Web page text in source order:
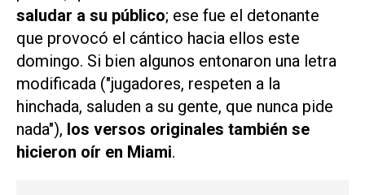
saludar a su público; ese fue el detonante
que provocó el cántico hacia ellos este
domingo. Si bien algunos entonaron una letra
modificada ("jugadores, respeten a la
hinchada, saluden a su gente, que nunca pide
nada"), los versos originales también se
hicieron oír en Miami.